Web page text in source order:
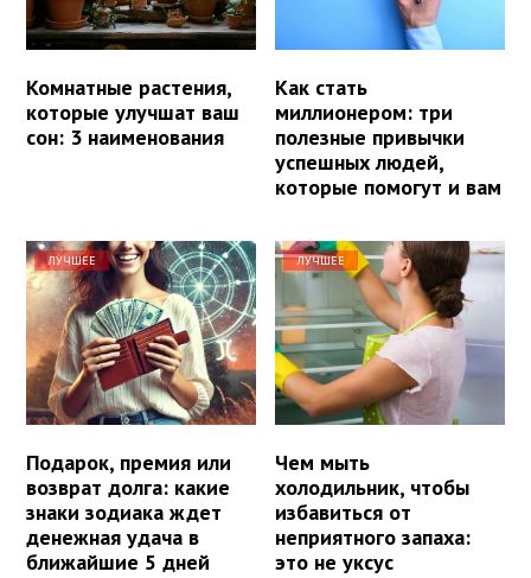
Комнатные растения,
которые улучшат ваш
сон: 3 наименования
Как стать
миллионером: три
полезные привычки
успешных людей,
которые помогут и вам
ЛУЧШЕЕ
Подарок, премия или
возврат долга: какие
знаки зодиака ждет
денежная удача в
ближайшие 5 дней
ЛУЧШЕЕ
Чем мыть
холодильник, чтобы
избавиться от
неприятного запаха:
это не уксус